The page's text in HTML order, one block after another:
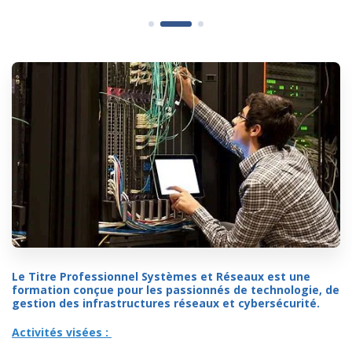
Le Titre Professionnel Systèmes et Réseaux est une
formation conçue pour les passionnés de technologie, de
gestion des infrastructures réseaux et cybersécurité.
Activités visées :